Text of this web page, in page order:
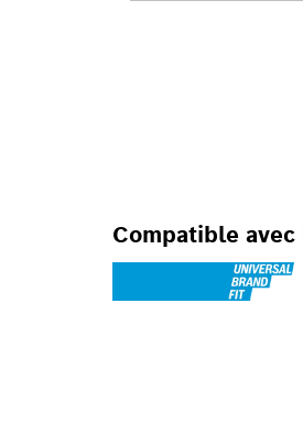
Compatible